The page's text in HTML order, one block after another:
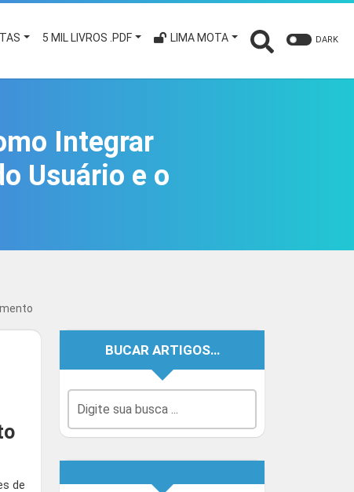
5 MIL LIVROS .PDF LIMA MOTA DARK
Integrar
Usuário e o
de
BUCAR ARTIGOS…